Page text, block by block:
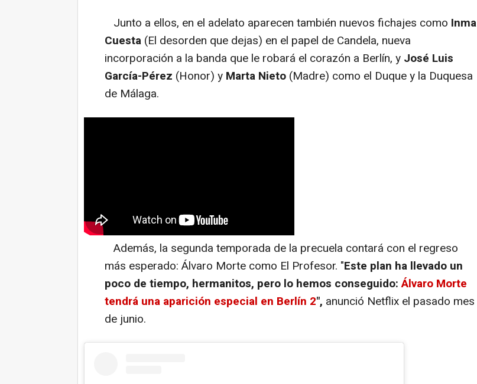
Junto a ellos, en el adelato aparecen también nuevos fichajes como Inma
Cuesta (El desorden que dejas) en el papel de Candela, nueva
incorporación a la banda que le robará el corazón a Berlín, y José Luis
García-Pérez (Honor) y Marta Nieto (Madre) como el Duque y la Duquesa
de Málaga.
Además, la segunda temporada de la precuela contará con el regreso
más esperado: Álvaro Morte como El Profesor. "Este plan ha llevado un
poco de tiempo, hermanitos, pero lo hemos conseguido:Álvaro Morte
tendrá una aparición especial en Berlín 2", anunció Netflix el pasado mes
de junio.